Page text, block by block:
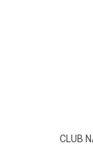
CLUB